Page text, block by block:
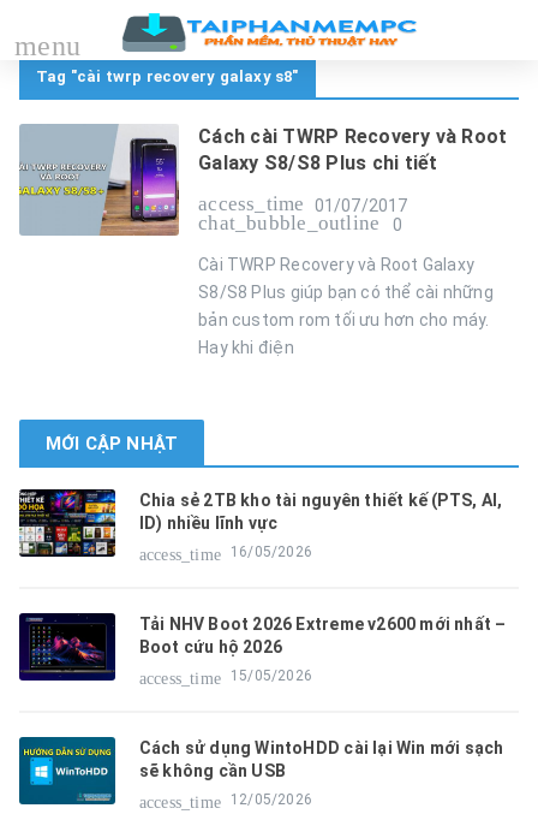
Tag "cài twrp recovery galaxy s8"
Cách cài TWRP Recovery và Root
Galaxy S8/S8 Plus chi tiết
access_time
01/07/2017
chat_bubble_outline 0
Cài TWRP Recovery và Root Galaxy
S8/S8 Plus giúp bạn có thể cài những
bản custom rom tối ưu hơn cho máy.
Hay khi điện
MỚI CẬP NHẬT
Chia sẻ 2TB kho tài nguyên thiết kế (PTS, AI,
ID) nhiều lĩnh vực
access_time
16/05/2026
Tải NHV Boot 2026 Extreme v2600 mới nhất –
Boot cứu hộ 2026
access_time
15/05/2026
Cách sử dụng WintoHDD cài lại Win mới sạch
sẽ không cần USB
access_time
12/05/2026
menu